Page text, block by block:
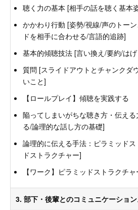
聴く力の基本 [相手の話を聴く基本
かかわり行動 [姿勢/視線/声のトー
ドを相手に合わせる/言語的追跡]
基本的傾聴技法 [言い換え/要約/は
質問 [スライドアウトとチャンクダ
いこと]
【ロールプレイ】傾聴を実践する
陥ってしまいがちな聴き方・伝え
る/論理的な話し方の基礎]
論理的に伝える手法：ピラミッド
ドストラクチャー]
【ワーク】ピラミッドストラクチ
3. 部下・後輩とのコミュニケーショ